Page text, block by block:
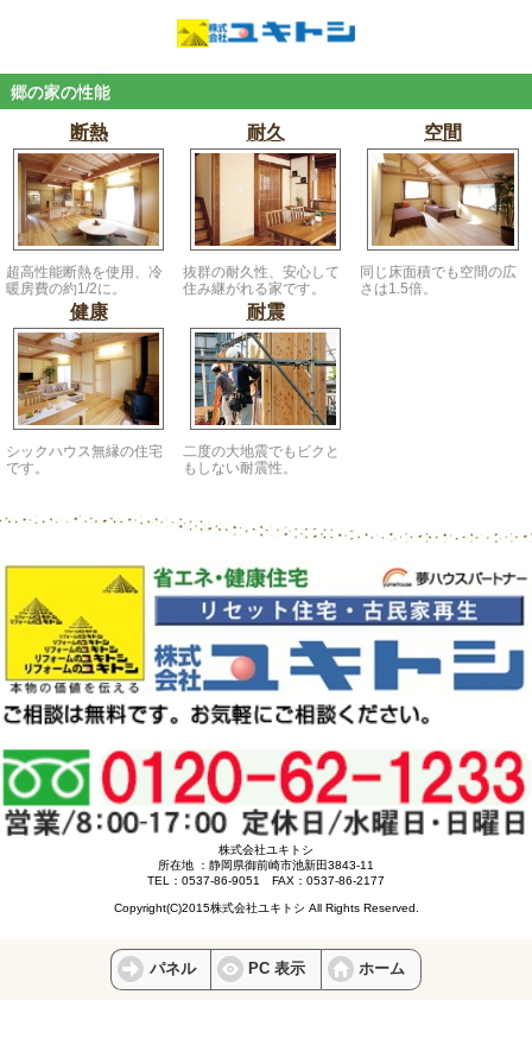
郷の家の性能
断熱
超高性能断熱を使用、冷
暖房費の約1/2に。
耐久
抜群の耐久性、安心して
住み継がれる家です。
空間
同じ床面積でも空間の広
さは1.5倍。
健康
シックハウス無縁の住宅
です。
耐震
二度の大地震でもビクと
もしない耐震性。
株式会社ユキトシ
所在地 ：静岡県御前崎市池新田3843-11
TEL：0537-86-9051 FAX：0537-86-2177
Copyright(C)2015株式会社ユキトシ All Rights Reserved.
パネル PC 表示 ホーム